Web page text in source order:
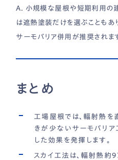
A. 小規模な屋根や短期利用の
は遮熱塗装だけを選ぶこともあ
サーモバリア併用が推奨されま
まとめ
工場屋根では、輻射熱を
きが少ないサーモバリア
した効果を発揮します。
スカイ工法は、輻射熱約